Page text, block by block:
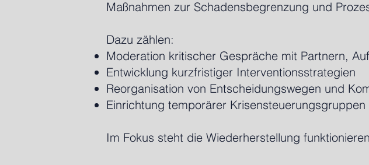
Maßnahmen zur Schadensbegrenzung und
Dazu zählen:
Moderation kritischer Gespräche mit Partnern,
Entwicklung kurzfristiger Interventionsstrategien
Reorganisation von Entscheidungswegen und
Einrichtung temporärer Krisensteuerungsgruppen
Im Fokus steht die Wiederherstellung